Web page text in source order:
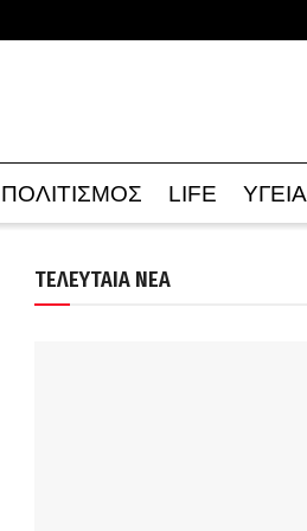
ΠΟΛΙΤΙΣΜΟΣ LIFE ΥΓΕΙΑ
ΤΕΛΕΥΤΑΙΑ ΝΕΑ